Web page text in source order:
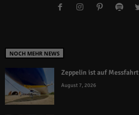
NOCH MEHR NEWS
Zeppelin ist auf Messfahrt
August 7, 2026